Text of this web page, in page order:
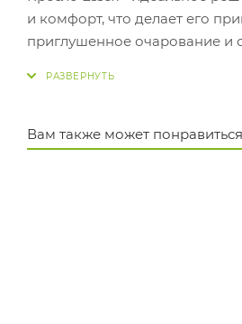
и комфорт, что делает его
приглушенное очарование и
Вам также может понравиться